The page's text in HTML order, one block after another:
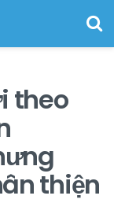
theo
thiện